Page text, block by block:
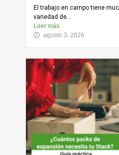
El trabajo en campo tiene
variedad de...
Leer más
agosto 3, 2026